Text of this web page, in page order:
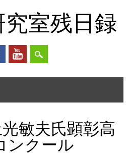
室残日録
敏夫氏顕彰高
ンクール